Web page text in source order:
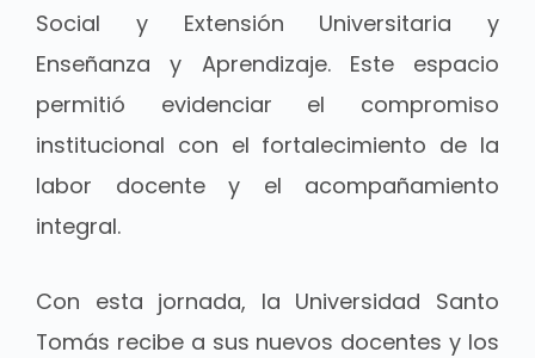
Social y Extensión Universitaria y
Enseñanza y Aprendizaje. Este espacio
permitió evidenciar el compromiso
institucional con el fortalecimiento de la
labor docente y el acompañamiento
integral.
Con esta jornada, la Universidad Santo
Tomás recibe a sus nuevos docentes y los